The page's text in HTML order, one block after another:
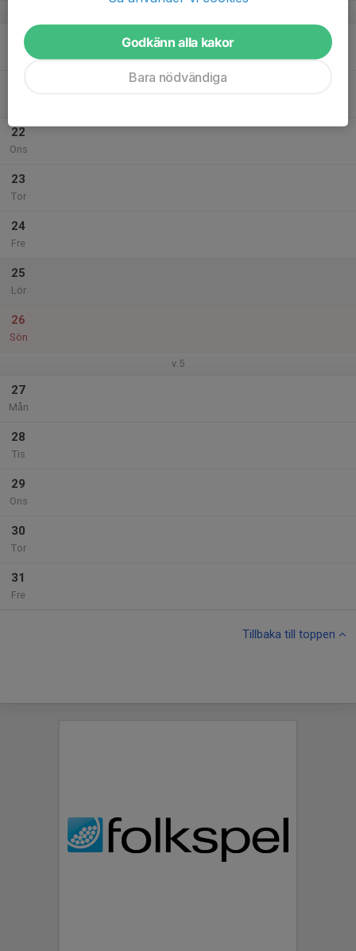
20
Mån
22
Ons
23
Tor
24
Fre
25
Lör
26
Sön
v.5
27
Mån
28
Tis
29
Ons
30
Tor
31
Fre
Tillbaka till toppen
Godkänn alla kakor
Bara nödvändiga